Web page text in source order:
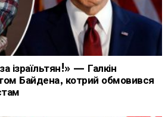
ізраїльтян!» — Галкін
Байдена, котрий обмовився